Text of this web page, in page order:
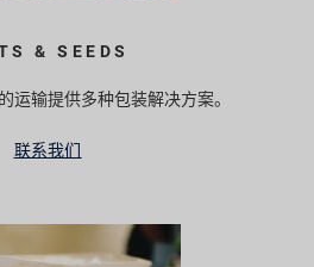
& SEEDS
运输提供多种包装解决方案。
联系我们